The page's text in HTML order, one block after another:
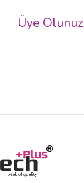
Üye Olunuz